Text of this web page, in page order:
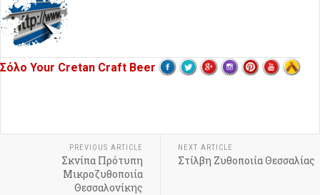
Σόλο Your Cretan Craft Beer
PREVIOUS ARTICLE
Σκνίπα Πρότυπη
Μικροζυθοποιία
Θεσσαλονίκης
NEXT ARTICLE
Στίλβη Ζυθοποιία Θεσσαλίας